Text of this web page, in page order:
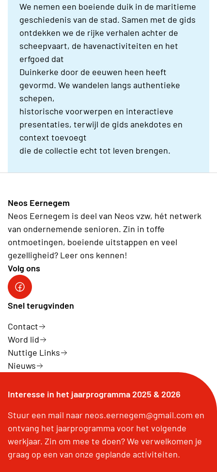
We nemen een boeiende duik in de maritieme
geschiedenis van de stad. Samen met de gids
ontdekken we de rijke verhalen achter de
scheepvaart, de havenactiviteiten en het
erfgoed dat
Duinkerke door de eeuwen heen heeft
gevormd. We wandelen langs authentieke
schepen,
historische voorwerpen en interactieve
presentaties, terwijl de gids anekdotes en
context toevoegt
die de collectie echt tot leven brengen.
Neos Eernegem
Neos Eernegem is deel van Neos vzw, hét netwerk
van ondernemende senioren. Zin in toffe
ontmoetingen, boeiende uitstappen en veel
gezelligheid? Leer ons kennen!
Volg ons
Snel terugvinden
Contact
Word lid
Nuttige Links
Nieuws
Interesse in het jaarprogramma 2025 & 2026
Stuur een mail naar neos.eernegem@gmail.com en
ontvang het jaarprogramma voor het volgende
werkjaar. Zin om mee te doen? We verwelkomen je
graag op een van onze geplande activiteiten.